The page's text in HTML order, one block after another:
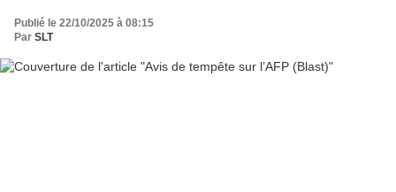
Publié le 22/10/2025 à 08:15
Par SLT